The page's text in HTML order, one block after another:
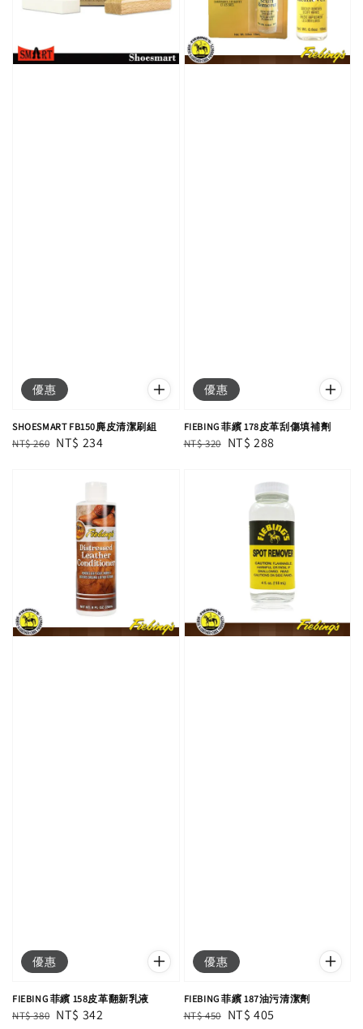
優惠
SHOESMART FB150麂皮清潔刷組
Regular
NT$ 260 Sale
NT$ 234
優惠
FIEBING 菲繽 178皮革刮傷填補劑
Regular
NT$ 320 Sale
NT$ 288
優惠
FIEBING 菲繽 158皮革翻新乳液
Regular
NT$ 380 Sale
NT$ 342
優惠
FIEBING 菲繽 187油污清潔劑
Regular
NT$ 450 Sale
NT$ 405